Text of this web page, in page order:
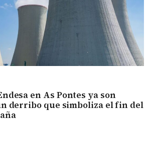
en As Pontes ya son
derribo que simboliza el fin del